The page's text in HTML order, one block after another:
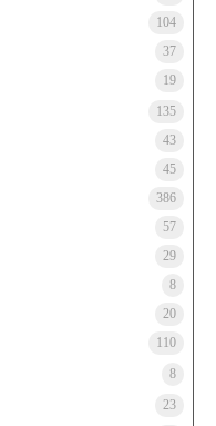
104
37
19
135
43
45
386
57
29
8
20
110
8
23